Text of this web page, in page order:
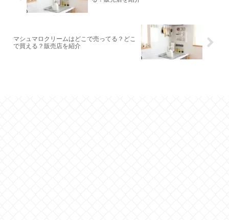
マシュマロクリームはどこで売ってる？どこ
で買える？販売店を紹介